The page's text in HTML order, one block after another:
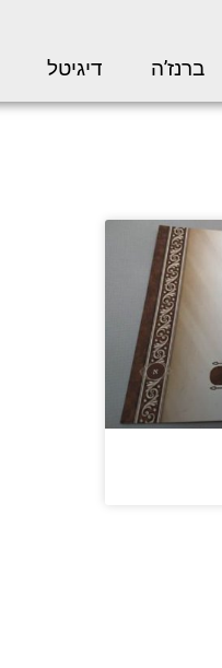
ברנז’ה דיגיטל